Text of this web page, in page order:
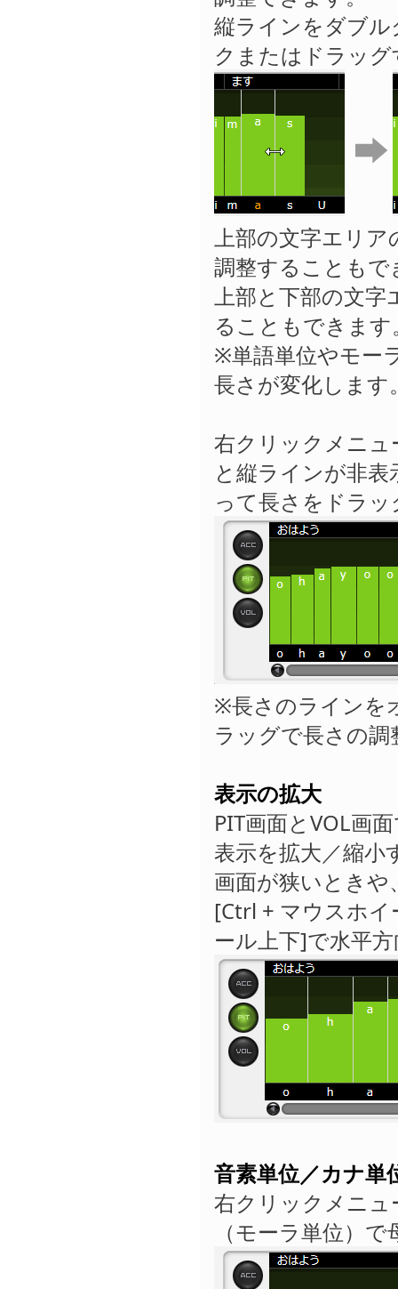
縦ラインをダブ
クまたはドラッ
上部の文字エリ
調整することもで
上部と下部の文
ることもできます
※単語単位やモー
長さが変化します
右クリックメニ
と縦ラインが非
って長さをドラ
※長さのラインを
ラッグで長さの
表示の拡大
PIT画面とVOL画
表示を拡大／縮小
画面が狭いとき
[Ctrl + マウスホ
ール上下]で水平
音素単位／カナ単
右クリックメニ
（モーラ単位）